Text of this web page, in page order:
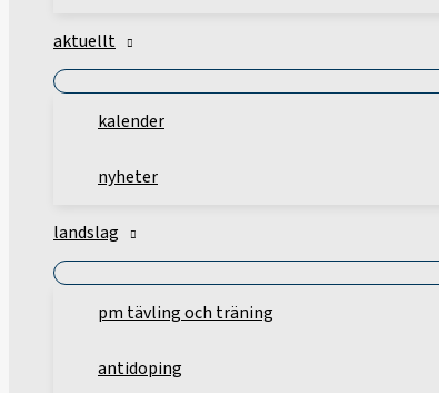
aktuellt
kalender
nyheter
landslag
pm tävling och träning
antidoping